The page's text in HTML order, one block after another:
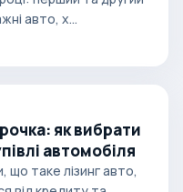
авто, х...
як вибрати
автомобіля
таке лізинг авто,